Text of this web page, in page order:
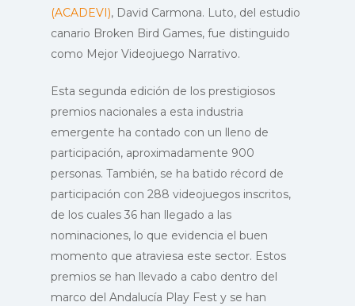
(ACADEVI), David Carmona. Luto, del estudio
canario Broken Bird Games, fue distinguido
como Mejor Videojuego Narrativo.
Esta segunda edición de los prestigiosos
premios nacionales a esta industria
emergente ha contado con un lleno de
participación, aproximadamente 900
personas. También, se ha batido récord de
participación con 288 videojuegos inscritos,
de los cuales 36 han llegado a las
nominaciones, lo que evidencia el buen
momento que atraviesa este sector. Estos
premios se han llevado a cabo dentro del
marco del Andalucía Play Fest y se han